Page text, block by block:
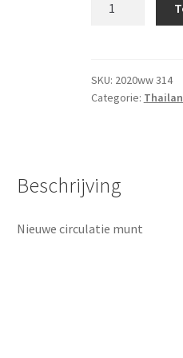
UNC
aantal
SKU: 2020ww 314
Categorie:
Beschrijving
Nieuwe circulatie munt